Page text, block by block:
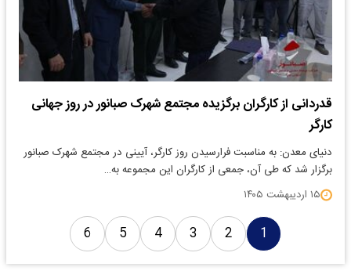
قدردانی از کارگران برگزیده مجتمع شهرک صبانور در روز جهانی
کارگر
دنیای معدن: به مناسبت فرارسیدن روز کارگر، آیینی در مجتمع شهرک صبانور
برگزار شد که طی آن، جمعی از کارگران این مجموعه به…
۱۵ اردیبهشت ۱۴۰۵
1
2
3
4
5
6